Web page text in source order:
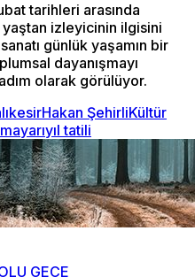
tarihleri arasında
izleyicinin ilgisini
günlük yaşamın bir
dayanışmayı
olarak görülüyor.
Hakan ŞehirliKültür
yarıyıl tatili
GECE